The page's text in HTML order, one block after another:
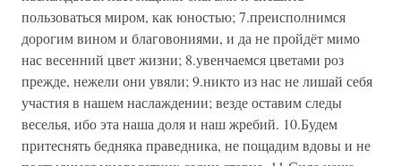
пользоваться миром, как юностью; 7.преисполнимся
дорогим вином и благовониями, и да не пройдёт мимо
нас весенний цвет жизни; 8.увенчаемся цветами роз
прежде, нежели они увяли; 9.никто из нас не лишай себя
участия в нашем наслаждении; везде оставим следы
веселья, ибо эта наша доля и наш жребий. 10.Будем
притеснять бедняка праведника, не пощадим вдовы и не